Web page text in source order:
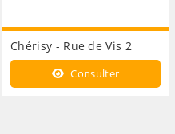
Chérisy - Rue de Vis 2
Consulter